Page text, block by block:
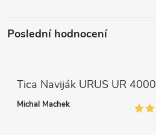
p
s
u
Poslední hodnocení
Tica Naviják URUS UR 4000
Michal Machek